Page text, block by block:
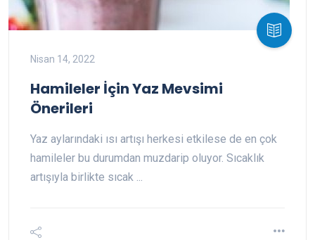
Nisan 14, 2022
Hamileler İçin Yaz Mevsimi
Önerileri
Yaz aylarındaki ısı artışı herkesi etkilese de en çok
hamileler bu durumdan muzdarip oluyor. Sıcaklık
artışıyla birlikte sıcak ...